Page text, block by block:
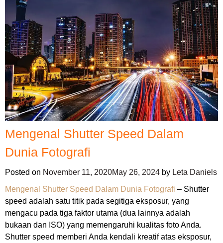
Mengenal Shutter Speed Dalam
Dunia Fotografi
Posted on November 11, 2020May 26, 2024 by Leta Daniels
Mengenal Shutter Speed Dalam Dunia Fotografi – Shutter
speed adalah satu titik pada segitiga eksposur, yang
mengacu pada tiga faktor utama (dua lainnya adalah
bukaan dan ISO) yang memengaruhi kualitas foto Anda.
Shutter speed memberi Anda kendali kreatif atas eksposur,